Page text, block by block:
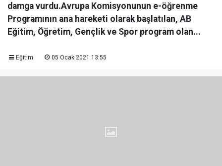
damga vurdu.Avrupa Komisyonunun e-öğrenme
Programının ana hareketi olarak başlatılan, AB
Eğitim, Öğretim, Gençlik ve Spor program olan...
Eğitim 05 Ocak 2021 13:55